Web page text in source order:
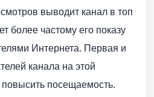
выводит канал в топ
более частому его показу
Интернета. Первая и
канала на этой
посещаемость.